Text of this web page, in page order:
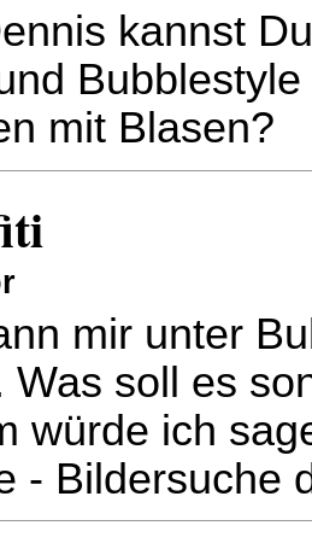
kannst
mit Blasen?
mir unter
Was soll es
würde ich
- Bildersuche